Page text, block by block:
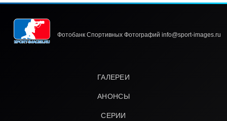
Фотобанк Спортивных Фотографий info@sport-images.ru
ГАЛЕРЕИ
АНОНСЫ
СЕРИИ